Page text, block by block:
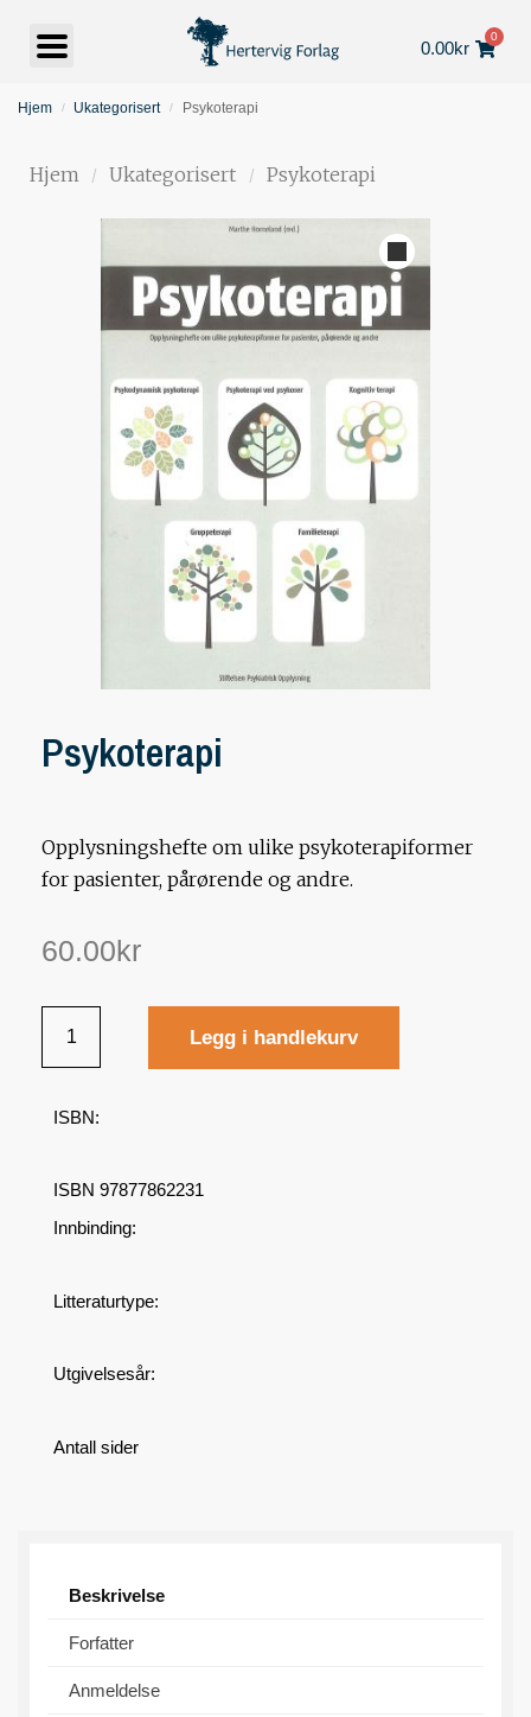
0.00kr
0
Hjem / Ukategorisert / Psykoterapi
Hjem / Ukategorisert / Psykoterapi
Psykoterapi
Opplysningshefte om ulike psykoterapiformer
for pasienter, pårørende og andre.
60.00kr
Legg i handlekurv
ISBN:
ISBN 97877862231
Innbinding:
Litteraturtype:
Utgivelsesår:
Antall sider
Beskrivelse
Forfatter
Anmeldelse